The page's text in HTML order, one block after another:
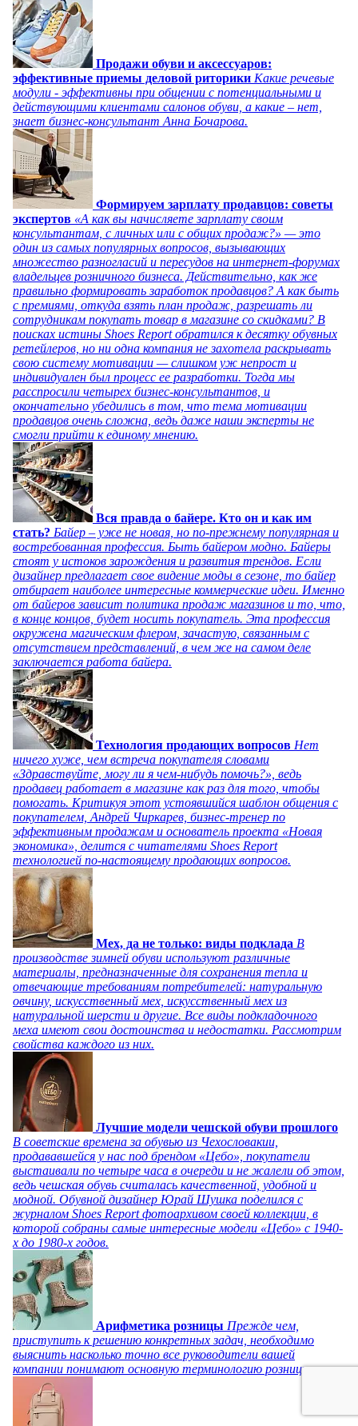
Продажи обуви и аксессуаров:
эффективные приемы деловой риторики Какие речевые
модули - эффективны при общении с потенциальными и
действующими клиентами салонов обуви, а какие – нет,
знает бизнес-консультант Анна Бочарова.
Формируем зарплату продавцов: советы
экспертов «А как вы начисляете зарплату своим
консультантам, с личных или с общих продаж?» — это
один из самых популярных вопросов, вызывающих
множество разногласий и пересудов на интернет-форумах
владельцев розничного бизнеса. Действительно, как же
правильно формировать заработок продавцов? А как быть
с премиями, откуда взять план продаж, разрешать ли
сотрудникам покупать товар в магазине со скидками? В
поисках истины Shoes Report обратился к десятку обувных
ретейлеров, но ни одна компания не захотела раскрывать
свою систему мотивации — слишком уж непрост и
индивидуален был процесс ее разработки. Тогда мы
расспросили четырех бизнес-консультантов, и
окончательно убедились в том, что тема мотивации
продавцов очень сложна, ведь даже наши эксперты не
смогли прийти к единому мнению.
Вся правда о байере. Кто он и как им
стать? Байер – уже не новая, но по-прежнему популярная и
востребованная профессия. Быть байером модно. Байеры
стоят у истоков зарождения и развития трендов. Если
дизайнер предлагает свое видение моды в сезоне, то байер
отбирает наиболее интересные коммерческие идеи. Именно
от байеров зависит политика продаж магазинов и то, что,
в конце концов, будет носить покупатель. Эта профессия
окружена магическим флером, зачастую, связанным с
отсутствием представлений, в чем же на самом деле
заключается работа байера.
Технология продающих вопросов Нет
ничего хуже, чем встреча покупателя словами
«Здравствуйте, могу ли я чем-нибудь помочь?», ведь
продавец работает в магазине как раз для того, чтобы
помогать. Критикуя этот устоявшийся шаблон общения с
покупателем, Андрей Чиркарев, бизнес-тренер по
эффективным продажам и основатель проекта «Новая
экономика», делится с читателями Shoes Report
технологией по-настоящему продающих вопросов.
Мех, да не только: виды подклада В
производстве зимней обуви используют различные
материалы, предназначенные для сохранения тепла и
отвечающие требованиям потребителей: натуральную
овчину, искусственный мех, искусственный мех из
натуральной шерсти и другие. Все виды подкладочного
меха имеют свои достоинства и недостатки. Рассмотрим
свойства каждого из них.
Лучшие модели чешской обуви прошлого
В советские времена за обувью из Чехословакии,
продававшейся у нас под брендом «Цебо», покупатели
выстаивали по четыре часа в очереди и не жалели об этом,
ведь чешская обувь считалась качественной, удобной и
модной. Обувной дизайнер Юрай Шушка поделился с
журналом Shoes Report фотоархивом своей коллекции, в
которой собраны самые интересные модели «Цебо» с 1940-
х до 1980-х годов.
Арифметика розницы Прежде чем,
приступить к решению конкретных задач, необходимо
выяснить насколько точно все руководители вашей
компании понимают основную терминологию розницы.